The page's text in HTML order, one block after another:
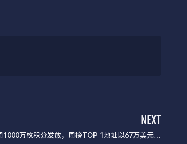
NEXT
1000万枚积分发放，周榜TOP 1地址以67万美元达